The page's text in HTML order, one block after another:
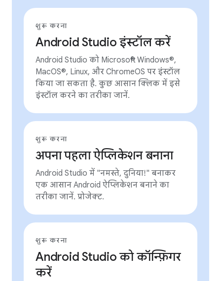
शुरू करना
Android Studio इंस्टॉल करें
Android Studio को Microsoft® Windows®,
MacOS®, Linux, और ChromeOS पर इंस्टॉल
किया जा सकता है. कुछ आसान क्लिक में इसे
इंस्टॉल करने का तरीका जानें.
शुरू करना
अपना पहला ऐप्लिकेशन बनाना
Android Studio में "नमस्ते, दुनिया!" बनाकर
एक आसान Android ऐप्लिकेशन बनाने का
तरीका जानें. प्रोजेक्ट.
शुरू करना
Android Studio को कॉन्फ़िगर
करें